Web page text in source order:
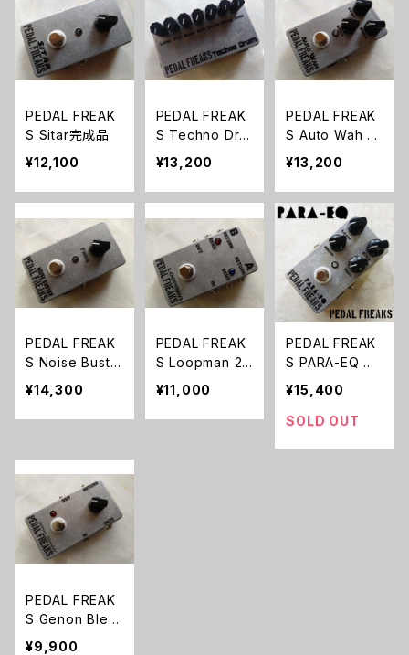
PEDAL FREAK
S Sitar完成品
¥12,100
PEDAL FREAK
S Techno Dru
m 完成品
¥13,200
PEDAL FREAK
S Auto Wah 完
成品
¥13,200
PEDAL FREAK
S Noise Buste
r 完成品
¥14,300
PEDAL FREAK
S Loopman 2L
oop 完成品
¥11,000
PEDAL FREAK
S PARA-EQ 完
成品【パライコ】
¥15,400
SOLD OUT
PEDAL FREAK
S Genon Blen
der完成品
¥9,900